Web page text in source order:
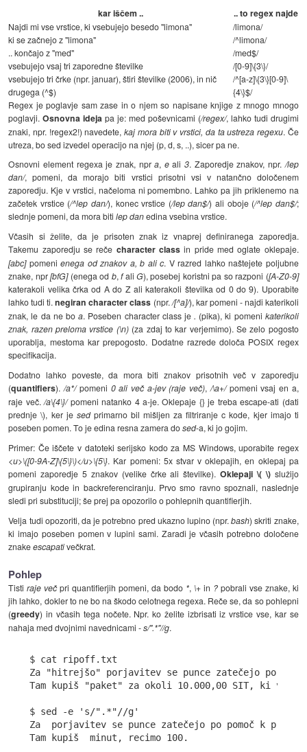
kar iščem .. .. to regex najde
Najdi mi vse vrstice, ki vsebujejo besedo "limona"
/limona/
ki se začnejo z "limona"
/^limona/
.. končajo z "med"
/med$/
vsebujejo vsaj tri zaporedne številke
/[0-9]\{3\}/
vsebujejo tri črke (npr. januar), štiri številke (2006), in nič
drugega (^$)
/^[a-z]\{3\}[0-9]\
{4\}$/
Regex je poglavje sam zase in o njem so napisane knjige z mnogo mnogo
poglavji.Osnovna ideja pa je: med poševnicami (/regex/, lahko tudi drugimi
znaki, npr. !regex2!) navedete,kaj mora biti v vrstici, da ta ustreza regexu. Če
utreza, bo sed izvedel operacijo na njej (p, d, s, ..), sicer pa ne.
Osnovni element regexa je znak, npra, eali3. Zaporedje znakov, npr./lep
dan/, pomeni, da morajo biti vrstici prisotni vsi v natančno določenem
zaporedju. Kje v vrstici, načeloma ni pomembno. Lahko pa jih priklenemo na
začetek vrstice (/^lep dan/), konec vrstice (/lep dan$/) ali oboje (/^lep dan$/;
slednje pomeni, da mora bitilep danedina vsebina vrstice.
Včasih si želite, da je prisoten znak iz vnaprej definiranega zaporedja.
Takemu zaporedju se reče character class in pride med oglate oklepaje.
[abc]pomenienega od znakov a, b ali c. V razred lahko naštejete poljubne
znake, npr[bfG](enega od b,fali G), posebej koristni pa so razponi ([A-Z0-9]
katerakoli velika črka od A do Z ali katerakoli številka od 0 do 9). Uporabite
lahko tudi ti.negiran character class (npr. /[^a]/), kar pomeni - najdi katerikoli
znak, le da ne boa. Poseben character class je . (pika), ki pomeni katerikoli
znak, razen preloma vrstice (\n)(za zdaj to kar verjemimo). Se zelo pogosto
uporablja, mestoma kar prepogosto. Dodatne razrede določa POSIX regex
specifikacija.
Dodatno lahko poveste, da mora biti znakov prisotnih več v zaporedju
(quantifiers)./a*/pomeni 0 ali več a-jev (raje več), /\a+/pomeni vsaj en a,
raje več./a\{4\}/pomeni natanko 4 a-je. Oklepaje {} je treba escape-ati (dati
prednje \), ker je sedprimarno bil mišljen za filtriranje c kode, kjer imajo ti
poseben pomen. To je edina resna zamera dosed-a, ki jo gojim.
Primer: Če iščete v datoteki serijsko kodo za MS Windows, uporabite regex
<u>\([0-9A-Z]\{5\}\)</u>\{5\}. Kar pomeni: 5x stvar v oklepajih, en oklepaj pa
pomeni zaporedje 5 znakov (velike črke ali številke).Oklepaji \( \)služijo
grupiranju kode in backreferenciranju. Prvo smo ravno spoznali, naslednje
sledi pri substituciji; še prej pa opozorilo o pohlepnih quantifierjih.
Velja tudi opozoriti, da je potrebno pred ukazno lupino (npr.bash) skriti znake,
ki imajo poseben pomen v lupini sami. Zaradi je včasih potrebno določene
znakeescapativečkrat.
Pohlep
Tistiraje večpri quantifierjih pomeni, da bodo *, \+in ?pobrali vse znake, ki
jih lahko, dokler to ne bo na škodo celotnega regexa. Reče se, da so pohlepni
(greedy) in včasih tega nočete. Npr. ko želite izbrisati iz vrstice vse, kar se
nahaja med dvojnimi navednicami -s/".*"//g.
$ cat ripoff.txt
Za "hitrejšo" porjavitev se punce zatečejo po
Tam kupiš "paket" za okoli 10.000,00 SIT, ki
$ sed -e 's/".*"//g'
Za  porjavitev se punce zatečejo po pomoč k